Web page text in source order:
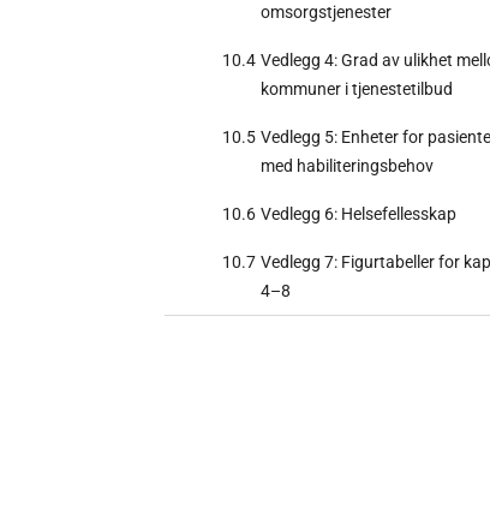
omsorgstjenester
10.4 Vedlegg 4: Grad av ulikhet
kommuner i tjenestetilbud
10.5 Vedlegg 5: Enheter for
med habiliteringsbehov
10.6 Vedlegg 6: Helsefellesskap
10.7 Vedlegg 7: Figurtabeller for
4–8